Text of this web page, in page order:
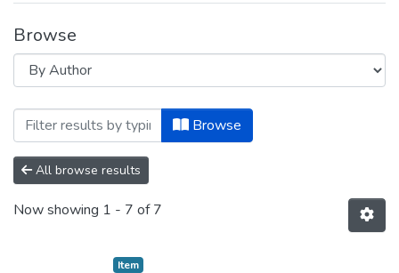
Browse
Browsing Siglo XVI by Author
Browse
All browse results
Now showing 1 - 7 of 7
Item